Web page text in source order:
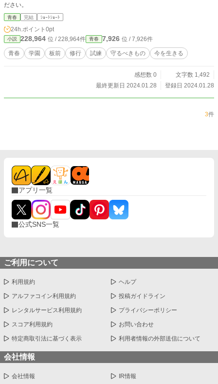
ださい。
青春 完結 ｼｮｰﾄｼｮｰﾄ
24h.ポイント 0pt
小説 228,964 位 / 228,964件 青春 7,926 位 / 7,926件
青春 学園 板前 修行 試練 守るべきもの 今を生きる
感想数 0
文字数 1,492
最終更新日 2024.01.28
登録日 2024.01.28
3件
アプリ一覧
公式SNS一覧
ご利用について
利用規約 ヘルプ
アルファコイン利用規約 投稿ガイドライン
レンタルサービス利用規約 プライバシーポリシー
スコア利用規約 お問い合わせ
特定商取引法に基づく表示 利用者情報の外部送信について
会社情報
会社情報 IR情報